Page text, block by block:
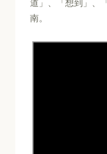
道」、「想到」、
南。